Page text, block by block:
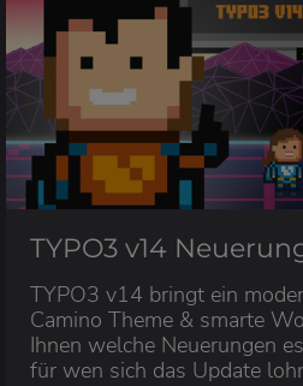
TYPO3 v14
TYPO3 v14 bringt ein
Camino Theme & smarte
Ihnen welche Neuerungen
für wen sich das Update